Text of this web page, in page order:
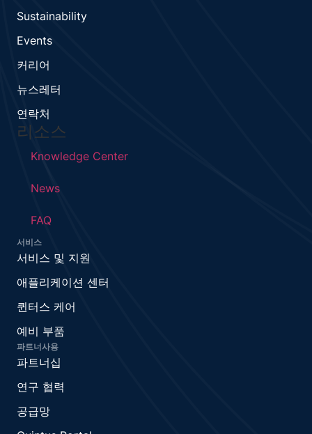
Sustainability
Events
커리어
뉴스레터
연락처
리소스
Knowledge Center
News
FAQ
서비스
서비스 및 지원
애플리케이션 센터
퀸터스 케어
예비 부품
파트너사용
파트너십
연구 협력
공급망